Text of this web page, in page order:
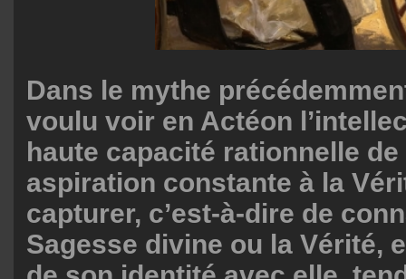
Dans le mythe
voulu voir en Actéon
haute capacité rationnelle de
aspiration constante à la
capturer, c’est-à-dire de
Sagesse divine ou la Vérité,